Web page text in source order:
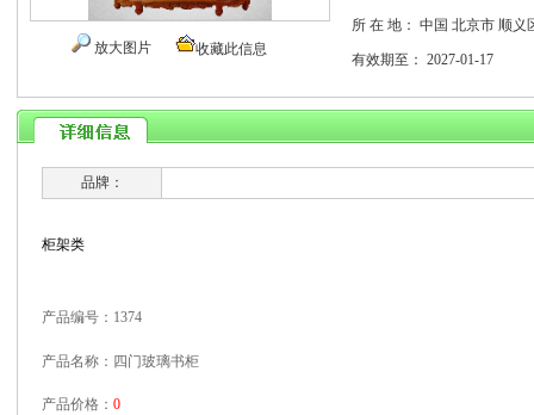
放大图片 收藏此信息
所 在 地： 中国 北京市 顺义
有效期至： 2027-01-17
品牌：
柜架类
产品编号：1374
产品名称：四门玻璃书柜
产品价格： 0